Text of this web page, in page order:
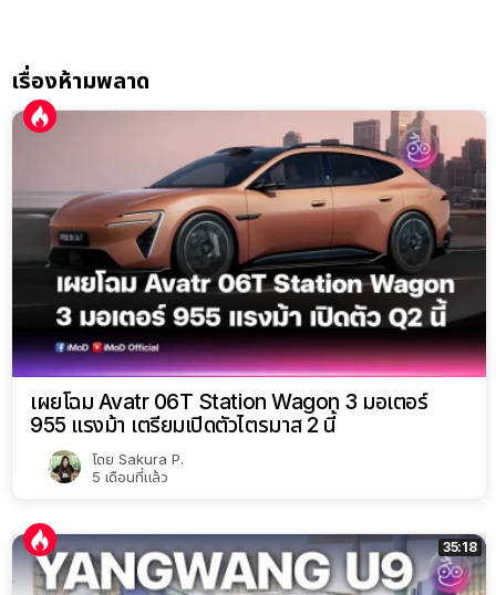
เรื่องห้ามพลาด
เผยโฉม Avatr 06T Station Wagon 3 มอเตอร์
955 แรงม้า เตรียมเปิดตัวไตรมาส 2 นี้
โดย Sakura P.
5 เดือนที่แล้ว
35:18